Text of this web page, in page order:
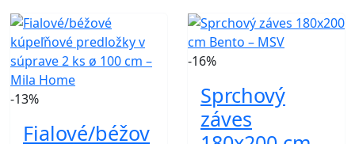
-13%
Fialové/béžov
-16%
Sprchový
záves